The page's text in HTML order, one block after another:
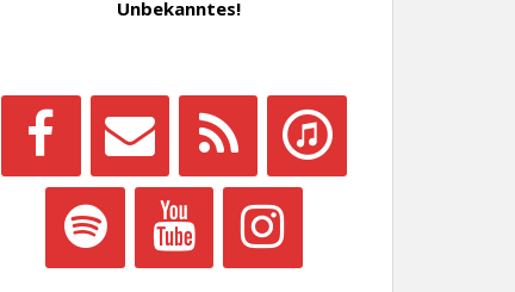
Unbekanntes!